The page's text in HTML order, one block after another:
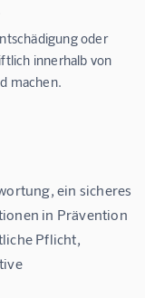
oder
innerhalb von
machen.
ein sicheres
in Prävention
Pflicht,